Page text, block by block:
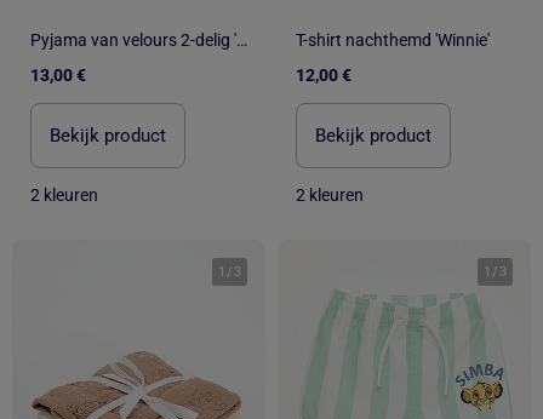
Pyjama van velours 2-delig 'Winnie'
13,00 €
Bekijk product
2 kleuren
T-shirt nachthemd 'Winnie'
12,00 €
Bekijk product
2 kleuren
1 / 3 1 / 3